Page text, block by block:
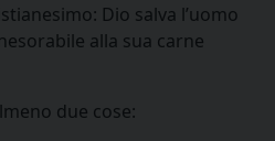
Dio salva l’uomo
alla sua carne
due cose: